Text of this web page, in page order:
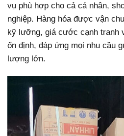
vụ phù hợp cho cả cá nhân,
nghiệp. Hàng hóa được vận
kỹ lưỡng, giá cước cạnh tranh
ổn định, đáp ứng mọi nhu cầu
lượng lớn.